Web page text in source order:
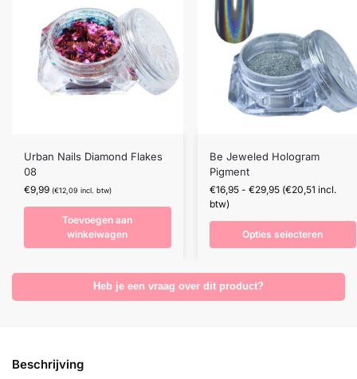
Urban Nails Diamond Flakes
08
€9,99 (€12,09 incl. btw)
Toevoegen aan
winkelwagen
Be Jeweled Hologram
Pigment
€16,95 - €29,95(€20,51 incl.
btw)
Opties selecteren
Heb je een vraag over dit product?
Beschrijving